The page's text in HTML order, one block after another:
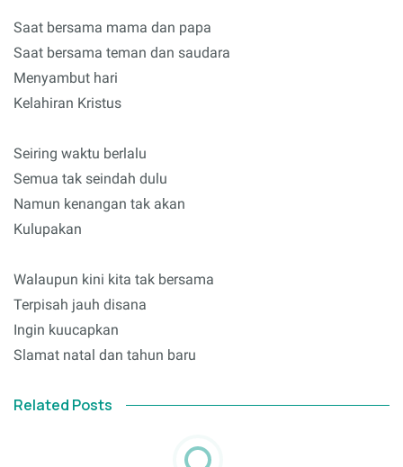
Saat bersama mama dan papa
Saat bersama teman dan saudara
Menyambut hari
Kelahiran Kristus
Seiring waktu berlalu
Semua tak seindah dulu
Namun kenangan tak akan
Kulupakan
Walaupun kini kita tak bersama
Terpisah jauh disana
Ingin kuucapkan
Slamat natal dan tahun baru
Related Posts